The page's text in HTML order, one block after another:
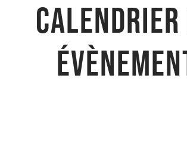
Calendrier